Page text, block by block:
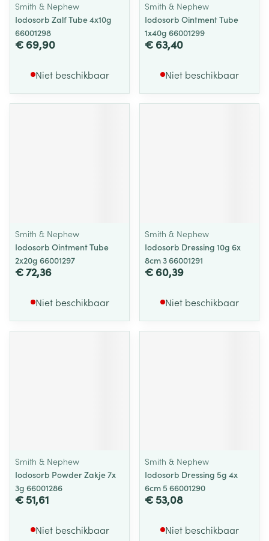
Smith & Nephew
Iodosorb Zalf Tube 4x10g
66001298
€ 69,90
Niet beschikbaar
Smith & Nephew
Iodosorb Ointment Tube
1x40g 66001299
€ 63,40
Niet beschikbaar
Smith & Nephew
Iodosorb Ointment Tube
2x20g 66001297
€ 72,36
Niet beschikbaar
Smith & Nephew
Iodosorb Dressing 10g 6x
8cm 3 66001291
€ 60,39
Niet beschikbaar
Smith & Nephew
Iodosorb Powder Zakje 7x
3g 66001286
€ 51,61
Niet beschikbaar
Smith & Nephew
Iodosorb Dressing 5g 4x
6cm 5 66001290
€ 53,08
Niet beschikbaar